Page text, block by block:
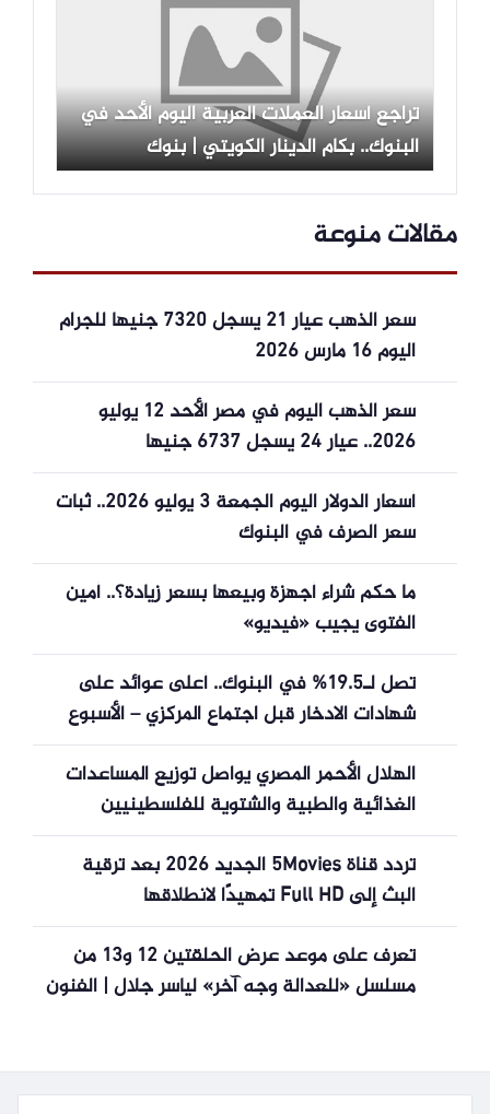
تراجع أسعار العملات العربية اليوم الأحد في
البنوك.. بكام الدينار الكويتي | بنوك
مقالات منوعة
سعر الذهب عيار 21 يسجل 7320 جنيها للجرام
اليوم 16 مارس 2026
سعر الذهب اليوم في مصر الأحد 12 يوليو
2026.. عيار 24 يسجل 6737 جنيها
أسعار الدولار اليوم الجمعة 3 يوليو 2026.. ثبات
سعر الصرف في البنوك
ما حكم شراء أجهزة وبيعها بسعر زيادة؟.. أمين
الفتوى يجيب «فيديو»
تصل لـ19.5% في البنوك.. أعلى عوائد على
شهادات الادخار قبل اجتماع المركزي – الأسبوع
الهلال الأحمر المصري يواصل توزيع المساعدات
الغذائية والطبية والشتوية للفلسطينيين
تردد قناة 5Movies الجديد 2026 بعد ترقية
البث إلى Full HD تمهيدًا لانطلاقها
تعرف على موعد عرض الحلقتين 12 و13 من
مسلسل «للعدالة وجه آخر» لياسر جلال | الفنون